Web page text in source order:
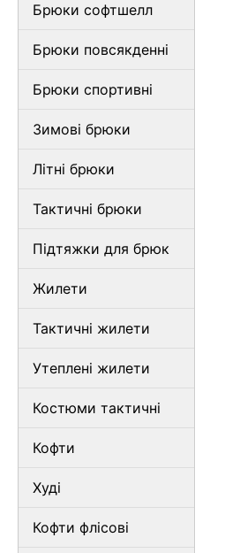
Брюки софтшелл
Брюки повсякденні
Брюки спортивні
Зимові брюки
Літні брюки
Тактичні брюки
Підтяжки для брюк
Жилети
Тактичні жилети
Утеплені жилети
Костюми тактичні
Кофти
Худі
Кофти флісові